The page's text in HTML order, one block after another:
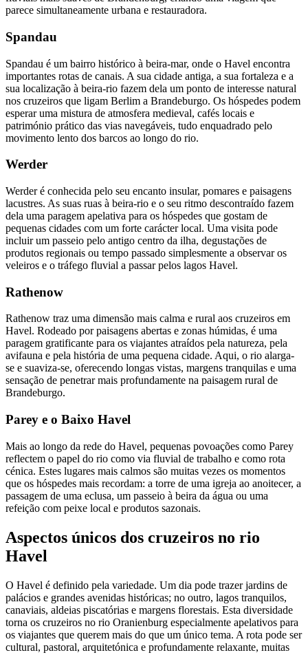
parece simultaneamente urbana e restauradora.
Spandau
Spandau é um bairro histórico à beira-mar, onde o Havel encontra
importantes rotas de canais. A sua cidade antiga, a sua fortaleza e a
sua localização à beira-rio fazem dela um ponto de interesse natural
nos cruzeiros que ligam Berlim a Brandeburgo. Os hóspedes podem
esperar uma mistura de atmosfera medieval, cafés locais e
património prático das vias navegáveis, tudo enquadrado pelo
movimento lento dos barcos ao longo do rio.
Werder
Werder é conhecida pelo seu encanto insular, pomares e paisagens
lacustres. As suas ruas à beira-rio e o seu ritmo descontraído fazem
dela uma paragem apelativa para os hóspedes que gostam de
pequenas cidades com um forte carácter local. Uma visita pode
incluir um passeio pelo antigo centro da ilha, degustações de
produtos regionais ou tempo passado simplesmente a observar os
veleiros e o tráfego fluvial a passar pelos lagos Havel.
Rathenow
Rathenow traz uma dimensão mais calma e rural aos cruzeiros em
Havel. Rodeado por paisagens abertas e zonas húmidas, é uma
paragem gratificante para os viajantes atraídos pela natureza, pela
avifauna e pela história de uma pequena cidade. Aqui, o rio alarga-
se e suaviza-se, oferecendo longas vistas, margens tranquilas e uma
sensação de penetrar mais profundamente na paisagem rural de
Brandeburgo.
Parey e o Baixo Havel
Mais ao longo da rede do Havel, pequenas povoações como Parey
reflectem o papel do rio como via fluvial de trabalho e como rota
cénica. Estes lugares mais calmos são muitas vezes os momentos
que os hóspedes mais recordam: a torre de uma igreja ao anoitecer, a
passagem de uma eclusa, um passeio à beira da água ou uma
refeição com peixe local e produtos sazonais.
Aspectos únicos dos cruzeiros no rio
Havel
O Havel é definido pela variedade. Um dia pode trazer jardins de
palácios e grandes avenidas históricas; no outro, lagos tranquilos,
canaviais, aldeias piscatórias e margens florestais. Esta diversidade
torna os cruzeiros no rio Oranienburg especialmente apelativos para
os viajantes que querem mais do que um único tema. A rota pode ser
cultural, pastoral, arquitetónica e profundamente relaxante, muitas